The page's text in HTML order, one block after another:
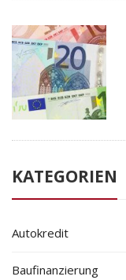
KATEGORIEN
Autokredit
Baufinanzierung